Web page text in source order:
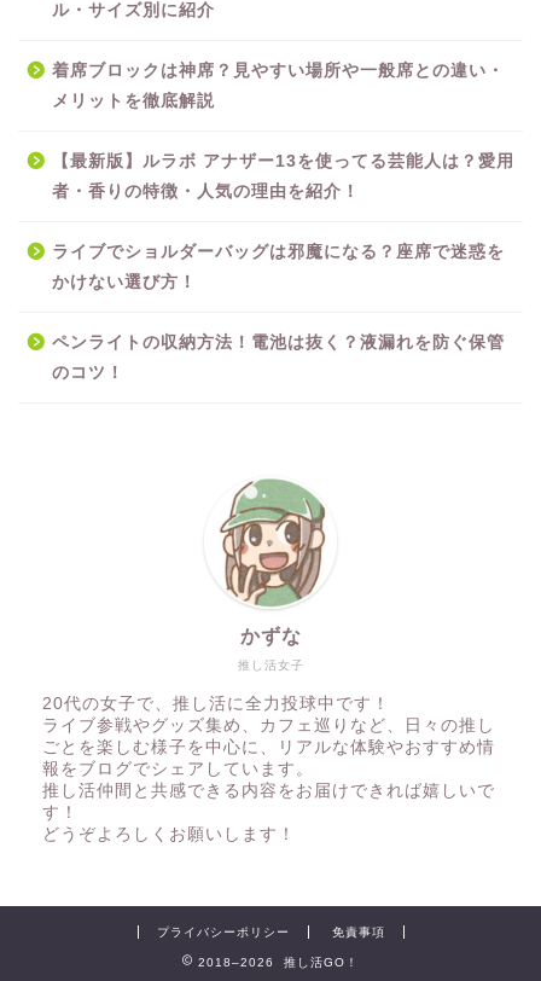
ル・サイズ別に紹介
着席ブロックは神席？見やすい場所や一般席との違い・
メリットを徹底解説
【最新版】ルラボ アナザー13を使ってる芸能人は？愛用
者・香りの特徴・人気の理由を紹介！
ライブでショルダーバッグは邪魔になる？座席で迷惑を
かけない選び方！
ペンライトの収納方法！電池は抜く？液漏れを防ぐ保管
のコツ！
推し活女子
かずな
20代の女子で、推し活に全力投球中です！
ライブ参戦やグッズ集め、カフェ巡りなど、日々の推し
ごとを楽しむ様子を中心に、リアルな体験やおすすめ情
報をブログでシェアしています。
推し活仲間と共感できる内容をお届けできれば嬉しいで
す！
どうぞよろしくお願いします！
プライバシーポリシー 免責事項
2018–2026 推し活GO！